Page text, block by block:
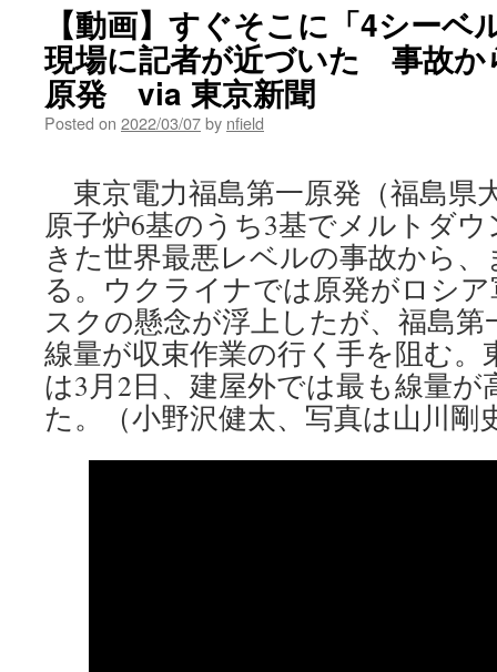
【動画】すぐそこに「4シーベ
現場に記者が近づいた 事故か
原発 via 東京新聞
Posted on 2022/03/07by nfield
東京電力福島第一原発（福島県
原子炉6基のうち3基でメルトダ
きた世界最悪レベルの事故から
る。ウクライナでは原発がロシ
スクの懸念が浮上したが、福島
線量が収束作業の行く手を阻む。
は3月2日、建屋外では最も線量
た。（小野沢健太、写真は山川剛